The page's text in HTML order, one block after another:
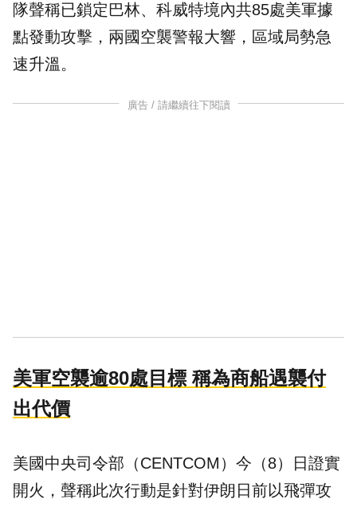
隊聲稱已鎖定巴林、科威特境內共85處美軍據
點發動攻擊，兩國空襲警報大響，區域局勢急
速升溫。
廣告 / 請繼續往下閱讀
美軍空襲逾80處目標 稱為商船遇襲付
出代價
美國中央司令部（CENTCOM）今（8）日證實
開火，聲稱此次行動是針對伊朗日前以飛彈攻